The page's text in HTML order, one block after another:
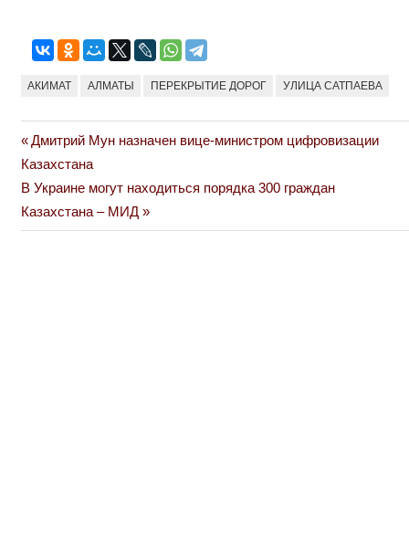
АКИМАТ АЛМАТЫ ПЕРЕКРЫТИЕ ДОРОГ УЛИЦА САТПАЕВА
Навигация
по
записям
Previous
Post:
Дмитрий Мун назначен вице-министром цифровизации
Казахстана
Next
Post:
В Украине могут находиться порядка 300 граждан
Казахстана – МИД